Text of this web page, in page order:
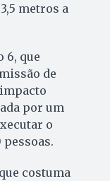
metros a
6, que
de
por um
o
costuma